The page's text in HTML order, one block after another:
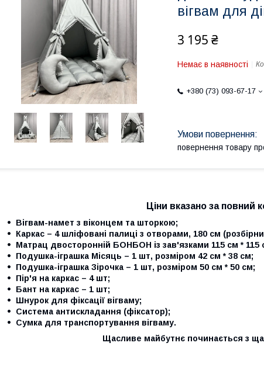
вігвам для
3 195 ₴
Немає в наявності
+380 (73) 093-67-17
повернення товару
Ціни вказано за повний
Вігвам-намет з віконцем та шторкою;
Каркас – 4 шліфовані палиці з отворами, 180 см
Матрац двосторонній БОНБОН із зав'язками 115 см * 115
Подушка-іграшка Місяць – 1 шт, розміром 42 см * 38 см;
Подушка-іграшка Зірочка – 1 шт, розміром 50 см * 50 см;
Пір'я на каркас – 4 шт;
Бант на каркас – 1 шт;
Шнурок для фіксації вігваму;
Система антискладання (фіксатор);
Сумка для транспортування вігваму.
Щасливе майбутнє починається з